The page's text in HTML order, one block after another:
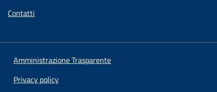
Contatti
Amministrazione Trasparente
Privacy policy